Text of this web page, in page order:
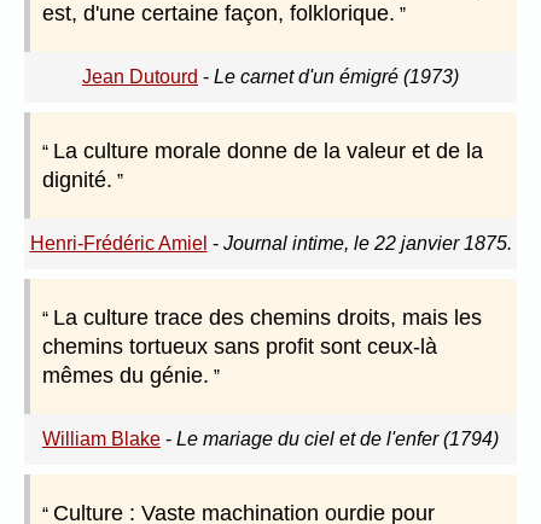
est, d'une certaine façon, folklorique.
Jean Dutourd - Le carnet d'un émigré (1973)
La culture morale donne de la valeur et de la
dignité.
Henri-Frédéric Amiel - Journal intime, le 22 janvier 1875.
La culture trace des chemins droits, mais les
chemins tortueux sans profit sont ceux-là
mêmes du génie.
William Blake - Le mariage du ciel et de l'enfer (1794)
Culture : Vaste machination ourdie pour